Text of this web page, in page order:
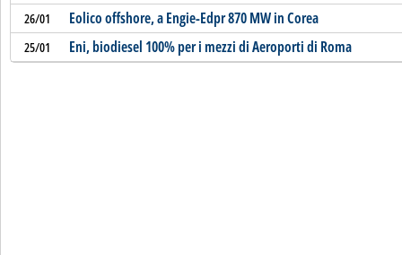
26/01 Eolico offshore, a Engie-Edpr 870 MW in Corea
25/01 Eni, biodiesel 100% per i mezzi di Aeroporti di Roma